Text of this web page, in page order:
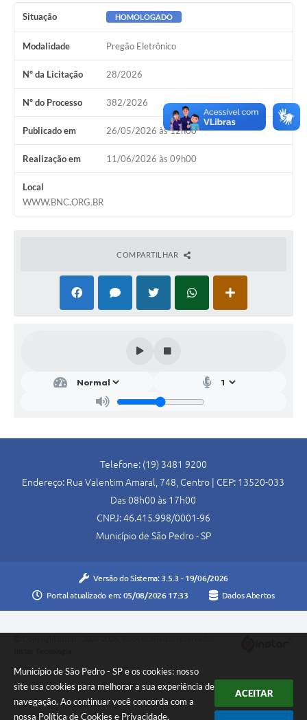
Município de São Pedro - SP e os cookies: nosso
site usa cookies para melhorar a sua experiência de
navegação. Ao continuar você concorda com a
nossa Política de Cookies e Privacidade.
ACEITAR
Comunicação
Editais
Formulários
Ouvidoria
SIC
Situação HOMOLOGADO
Modalidade Pregão Eletrônico
Nº da Licitação 28/2026
Nº do Processo 382/2026
Publicado em 26/05/2026 às 12h00
Realização em 11/06/2026 às 09h00
Local
WWW.BNC.ORG.BR
COMPARTILHAR
Telefone: (19) 3481 9200
Endereço: Rua Valentim Amaral, 748, Centro | CEP: 13520-033
Das 08h00 às 17h00
CNPJ: 46.415.998/0001-96
Município de São Pedro - SP
Versão do Sistema: 3.5.3 - 19/06/2026
Portal atualizado em: 05/08/2026 17:33 Dados Abertos